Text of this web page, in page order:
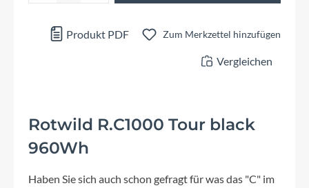
Produkt PDF Zum Merkzettel hinzufügen
Vergleichen
Rotwild R.C1000 Tour black
960Wh
Haben Sie sich auch schon gefragt für was das "C" im